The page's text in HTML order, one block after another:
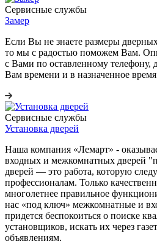
Сервисные службы
Замер
Если Вы не знаете размеры
то мы с радостью поможем Вам.
с Вами по оставленному телефону,
Вам времени и в назначенное
Сервисные службы
Установка дверей
Наша компания «Лемарт» -
входных и межкомнатных дверей
дверей — это работа, которую
профессионалам. Только
многолетнее правильное
нас «под ключ» межкомнатные и
придется беспокоиться о поиске
установщиков, искать их через
объявлениям.